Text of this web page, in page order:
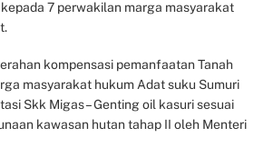
7 perwakilan marga masyarakat
kompensasi pemanfaatan Tanah
masyarakat hukum Adat suku Sumuri
Skk Migas – Genting oil kasuri sesuai
kawasan hutan tahap II oleh Menteri